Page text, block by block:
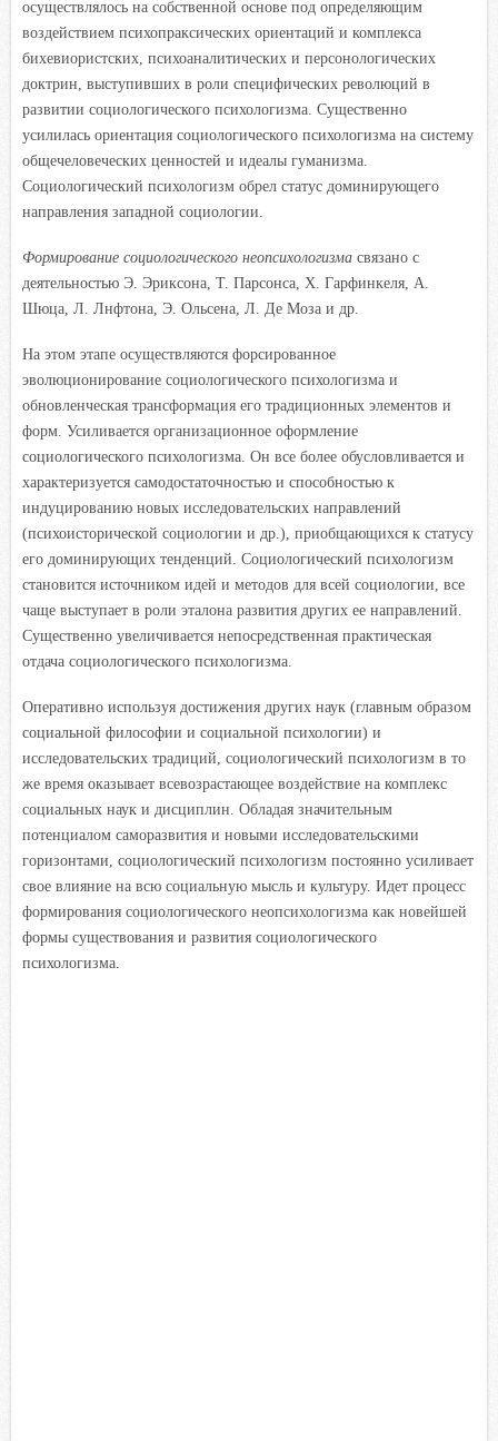
осуществлялось на собственной основе под определяющим
воздействием психопраксических ориентаций и комплекса
бихевиористских, психоаналитических и персонологических
доктрин, выступивших в роли специфических революций в
развитии социологического психологизма. Существенно
усилилась ориентация социологического психологизма на систему
общечеловеческих ценностей и идеалы гуманизма.
Социологический психологизм обрел статус доминирующего
направления западной социологии.
Формирование социологического неопсихологизма связано с
деятельностью Э. Эриксона, Т. Парсонса, X. Гарфинкеля, А.
Шюца, Л. Лнфтона, Э. Ольсена, Л. Де Моза и др.
На этом этапе осуществляются форсированное
эволюционирование социологического психологизма и
обновленческая трансформация его традиционных элементов и
форм. Усиливается организационное оформление
социологического психологизма. Он все более обусловливается и
характеризуется самодостаточностью и способностью к
индуцированию новых исследовательских направлений
(психоисторической социологии и др.), приобщающихся к статусу
его доминирующих тенденций. Социологический психологизм
становится источником идей и методов для всей социологии, все
чаще выступает в роли эталона развития других ее направлений.
Существенно увеличивается непосредственная практическая
отдача социологического психологизма.
Оперативно используя достижения других наук (главным образом
социальной философии и социальной психологии) и
исследовательских традиций, социологический психологизм в то
же время оказывает всевозрастающее воздействие на комплекс
социальных наук и дисциплин. Обладая значительным
потенциалом саморазвития и новыми исследовательскими
горизонтами, социологический психологизм постоянно усиливает
свое влияние на всю социальную мысль и культуру. Идет процесс
формирования социологического неопсихологизма как новейшей
формы существования и развития социологического
психологизма.